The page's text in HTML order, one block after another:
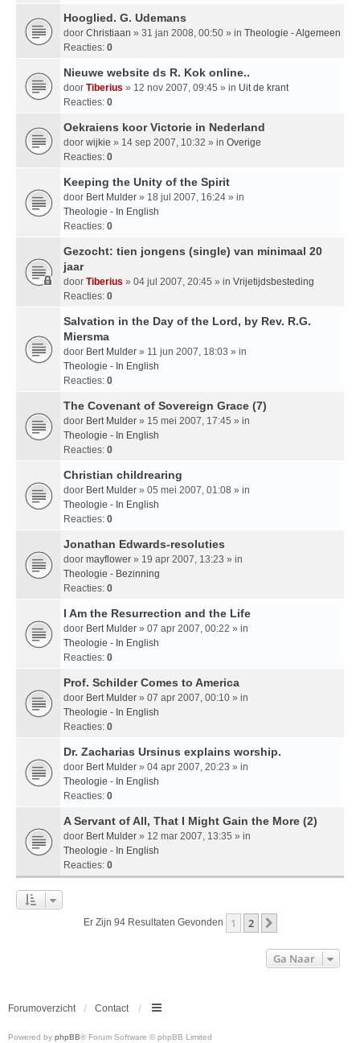
Hooglied. G. Udemans
door Christiaan » 31 jan 2008, 00:50 » in Theologie - Algemeen
Reacties: 0
Nieuwe website ds R. Kok online..
door Tiberius » 12 nov 2007, 09:45 » in Uit de krant
Reacties: 0
Oekraiens koor Victorie in Nederland
door wijkie » 14 sep 2007, 10:32 » in Overige
Reacties: 0
Keeping the Unity of the Spirit
door Bert Mulder » 18 jul 2007, 16:24 » in
Theologie - In English
Reacties: 0
Gezocht: tien jongens (single) van minimaal 20
jaar
door Tiberius » 04 jul 2007, 20:45 » in Vrijetijdsbesteding
Reacties: 0
Salvation in the Day of the Lord, by Rev. R.G.
Miersma
door Bert Mulder » 11 jun 2007, 18:03 » in
Theologie - In English
Reacties: 0
The Covenant of Sovereign Grace (7)
door Bert Mulder » 15 mei 2007, 17:45 » in
Theologie - In English
Reacties: 0
Christian childrearing
door Bert Mulder » 05 mei 2007, 01:08 » in
Theologie - In English
Reacties: 0
Jonathan Edwards-resoluties
door mayflower » 19 apr 2007, 13:23 » in
Theologie - Bezinning
Reacties: 0
I Am the Resurrection and the Life
door Bert Mulder » 07 apr 2007, 00:22 » in
Theologie - In English
Reacties: 0
Prof. Schilder Comes to America
door Bert Mulder » 07 apr 2007, 00:10 » in
Theologie - In English
Reacties: 0
Dr. Zacharias Ursinus explains worship.
door Bert Mulder » 04 apr 2007, 20:23 » in
Theologie - In English
Reacties: 0
A Servant of All, That I Might Gain the More (2)
door Bert Mulder » 12 mar 2007, 13:35 » in
Theologie - In English
Reacties: 0
Er Zijn 94 Resultaten Gevonden 1 2
Ga Naar
Forumoverzicht Contact
Powered by phpBB® Forum Software © phpBB Limited